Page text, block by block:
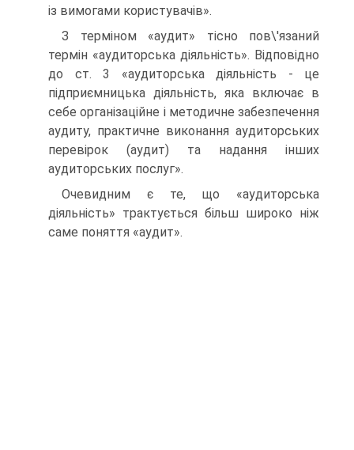
із вимогами користувачів».
З терміном «аудит» тісно пов\'язаний
термін «аудиторська діяльність». Відповідно
до ст. 3 «аудиторська діяльність - це
підприємницька діяльність, яка включає в
себе організаційне і методичне забезпечення
аудиту, практичне виконання аудиторських
перевірок (аудит) та надання інших
аудиторських послуг».
Очевидним є те, що «аудиторська
діяльність» трактується більш широко ніж
саме поняття «аудит».